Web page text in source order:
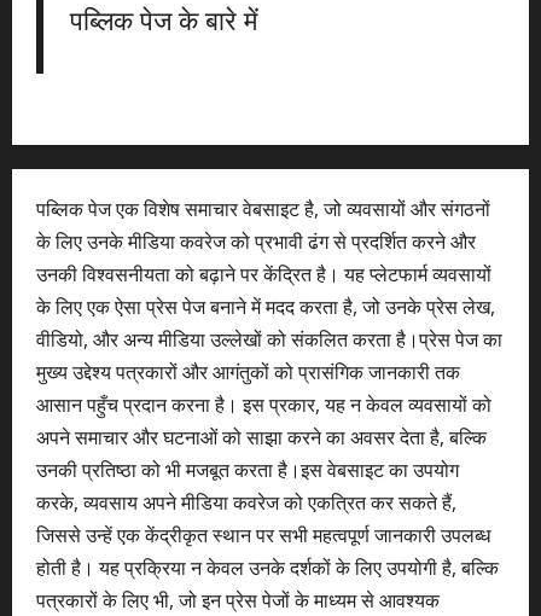
पब्लिक पेज के बारे में
पब्लिक पेज एक विशेष समाचार वेबसाइट है, जो व्यवसायों और संगठनों
के लिए उनके मीडिया कवरेज को प्रभावी ढंग से प्रदर्शित करने और
उनकी विश्वसनीयता को बढ़ाने पर केंद्रित है। यह प्लेटफार्म व्यवसायों
के लिए एक ऐसा प्रेस पेज बनाने में मदद करता है, जो उनके प्रेस लेख,
वीडियो, और अन्य मीडिया उल्लेखों को संकलित करता है।प्रेस पेज का
मुख्य उद्देश्य पत्रकारों और आगंतुकों को प्रासंगिक जानकारी तक
आसान पहुँच प्रदान करना है। इस प्रकार, यह न केवल व्यवसायों को
अपने समाचार और घटनाओं को साझा करने का अवसर देता है, बल्कि
उनकी प्रतिष्ठा को भी मजबूत करता है।इस वेबसाइट का उपयोग
करके, व्यवसाय अपने मीडिया कवरेज को एकत्रित कर सकते हैं,
जिससे उन्हें एक केंद्रीकृत स्थान पर सभी महत्वपूर्ण जानकारी उपलब्ध
होती है। यह प्रक्रिया न केवल उनके दर्शकों के लिए उपयोगी है, बल्कि
पत्रकारों के लिए भी, जो इन प्रेस पेजों के माध्यम से आवश्यक